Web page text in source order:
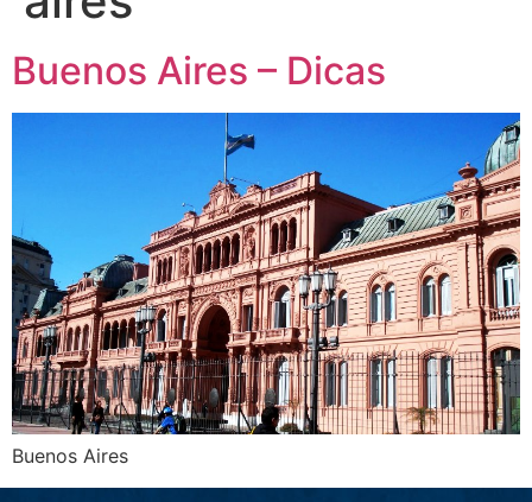
Buenos Aires – Dicas
Buenos Aires